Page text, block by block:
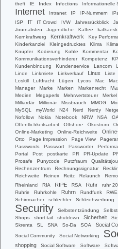
theft
IE Index Infections Informationelle
Internet Intranet IP IP-Nummern
ISP IT IT Crowd IVW Jahresrückblick
Journalisten
Jugendliche Kaffee kafkaesk
Kernkraftwerg
Kernkraftwerk Key
Kinderkanzlei
Kleingedrucktes Klima
Knüpfer
Kodierung Kohle Kommentar
Kommunikationsverhinderer
Kompetenz
Kundenbindung
Kundenservice Lancom
Linde
Linkmiete Linkverkauf Linux Liste
Loskill
Luftfracht Lügen Lycos Mac
Manager
Marke Marken Markenrecht
Medien
Megaperls Mehrwertsteuer Merkel
Milliardär
Millionär Missbrauch MMOG
MySQL
myWorld N24 Nerd Nerdy
Nofollow
Nokia Notebook NRW NSA
Öffentlichkeitsarbeit
Offshore Ökostrom
Online-Marketing Online-Reichweite
Otto
Page Impression Page View
Passwords
Passwort Passwörter
Portal
Post postkarte PR PR-Update
Prosafe
Punycode Putzfraum
Rechenzentrum
Rechnungssignatur
Reichweite
Reinex Reitz Relaunch
Rheinland
RIA RIPE RSA Ruhr ruhr
Ruhrie
Ruhrkohle Ruhrn Rundfunk RWE
Schirrmacher
schlechter Schleichwerbung
Security Selbstentzündung
Shops
short tail shutdown Sicherheit
Skrenta
SL SNA So-Da SOA Social
Social Community
Social Networking
shopping Social Software Software